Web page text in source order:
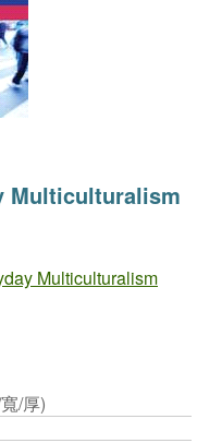
Multiculturalism
Multiculturalism
/厚)